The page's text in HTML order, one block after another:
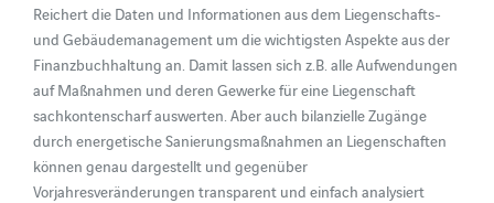
Reichert die Daten und Informationen aus dem Liegenschafts-
und Gebäudemanagement um die wichtigsten Aspekte aus der
Finanzbuchhaltung an. Damit lassen sich z.B. alle Aufwendungen
auf Maßnahmen und deren Gewerke für eine Liegenschaft
sachkontenscharf auswerten. Aber auch bilanzielle Zugänge
durch energetische Sanierungsmaßnahmen an Liegenschaften
können genau dargestellt und gegenüber
Vorjahresveränderungen transparent und einfach analysiert